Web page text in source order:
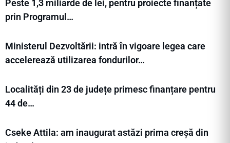
Peste 1,3 miliarde de lei, pentru proiecte finanțate
prin Programul…
Ministerul Dezvoltării: intră în vigoare legea care
accelerează utilizarea fondurilor…
Localități din 23 de județe primesc finanțare pentru
44 de…
Cseke Attila: am inaugurat astăzi prima creșă din